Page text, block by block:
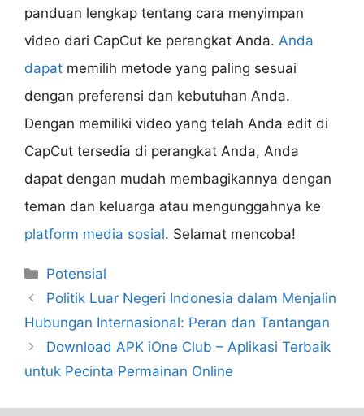
panduan lengkap tentang cara menyimpan
video dari CapCut ke perangkat Anda. Anda
dapat memilih metode yang paling sesuai
dengan preferensi dan kebutuhan Anda.
Dengan memiliki video yang telah Anda edit di
CapCut tersedia di perangkat Anda, Anda
dapat dengan mudah membagikannya dengan
teman dan keluarga atau mengunggahnya ke
platform media sosial. Selamat mencoba!
Categories
Potensial
Politik Luar Negeri Indonesia dalam Menjalin
Hubungan Internasional: Peran dan Tantangan
Download APK iOne Club – Aplikasi Terbaik
untuk Pecinta Permainan Online